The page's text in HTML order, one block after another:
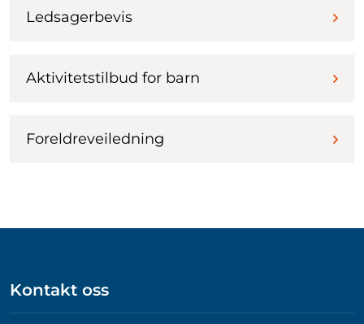
Ledsagerbevis
Aktivitetstilbud for barn
Foreldreveiledning
Kontakt oss